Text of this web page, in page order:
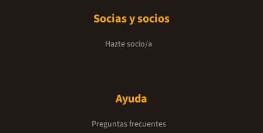
Socias y socios
Hazte socio/a
Ayuda
Preguntas frecuentes